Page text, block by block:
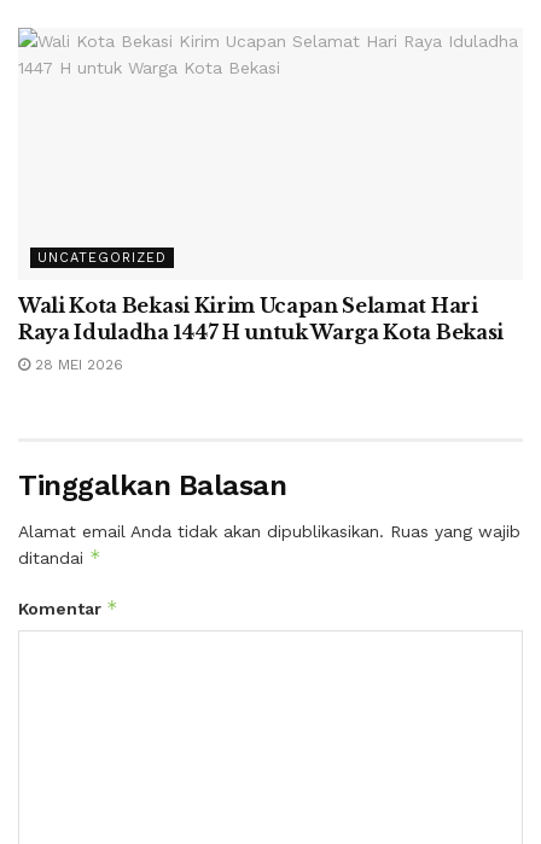
UNCATEGORIZED
Wali Kota Bekasi Kirim Ucapan Selamat Hari
Raya Iduladha 1447 H untuk Warga Kota Bekasi
28 MEI 2026
Tinggalkan Balasan
Alamat email Anda tidak akan dipublikasikan. Ruas yang wajib
ditandai *
Komentar *